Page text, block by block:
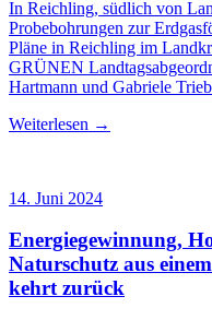
In Reichling, südlich von
Probebohrungen zur
Pläne in Reichling im
GRÜNEN
Hartmann und Gabriele
Weiterlesen →
14. Juni 2024
Energiegewinnung,
Naturschutz aus
kehrt zurück